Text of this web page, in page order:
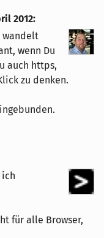
2012:
wandelt
wenn Du
auch https,
zu denken.
für alle Browser,